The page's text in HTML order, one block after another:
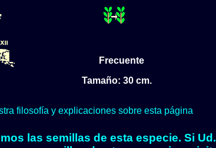
Frecuente
Tamaño: 30 cm.
filosofía y explicaciones sobre esta página
las semillas de esta especie. Si Ud.